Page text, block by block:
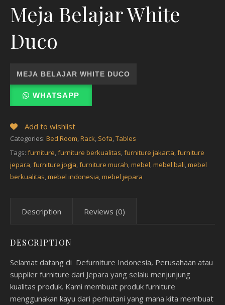
Meja Belajar White
Duco
MEJA BELAJAR WHITE DUCO
WHATSAPP
Add to wishlist
Categories: Bed Room,Rack, Sofa,Tables
Tags: furniture,furniture berkualitas,furniture jakarta,furniture
jepara,furniture jogja,furniture murah,mebel,mebel bali,mebel
berkualitas,mebel indonesia,mebel jepara
Description Reviews (0)
DESCRIPTION
Selamat datang di Defurniture Indonesia, Perusahaan atau
supplier furniture dari Jepara yang selalu menjunjung
kualitas produk. Kami membuat produk furniture
menggunakan kayu dari perhutani yang mana kita membuat